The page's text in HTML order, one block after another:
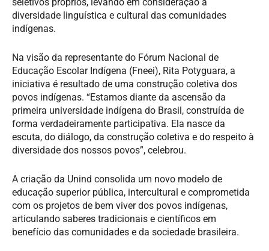
seletivos próprios, levando em consideração a
diversidade linguística e cultural das comunidades
indígenas.
Na visão da representante do Fórum Nacional de
Educação Escolar Indígena (Fneei), Rita Potyguara, a
iniciativa é resultado de uma construção coletiva dos
povos indígenas. “Estamos diante da ascensão da
primeira universidade indígena do Brasil, construída de
forma verdadeiramente participativa. Ela nasce da
escuta, do diálogo, da construção coletiva e do respeito à
diversidade dos nossos povos”, celebrou.
A criação da Unind consolida um novo modelo de
educação superior pública, intercultural e comprometida
com os projetos de bem viver dos povos indígenas,
articulando saberes tradicionais e científicos em
benefício das comunidades e da sociedade brasileira.